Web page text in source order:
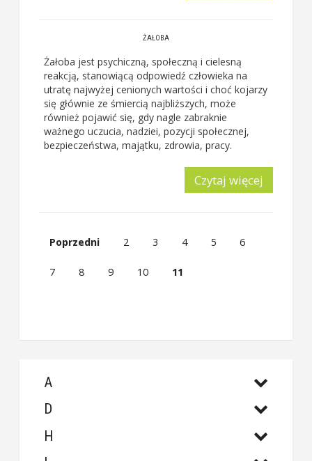
ŻAŁOBA
Żałoba jest psychiczną, społeczną i cielesną
reakcją, stanowiącą odpowiedź człowieka na
utratę najwyżej cenionych wartości i choć kojarzy
się głównie ze śmiercią najbliższych, może
również pojawić się, gdy nagle zabraknie
ważnego uczucia, nadziei, pozycji społecznej,
bezpieczeństwa, majątku, zdrowia, pracy.
Czytaj więcej
Poprzedni 2 3 4 5 6
7 8 9 10 11
A
D
H